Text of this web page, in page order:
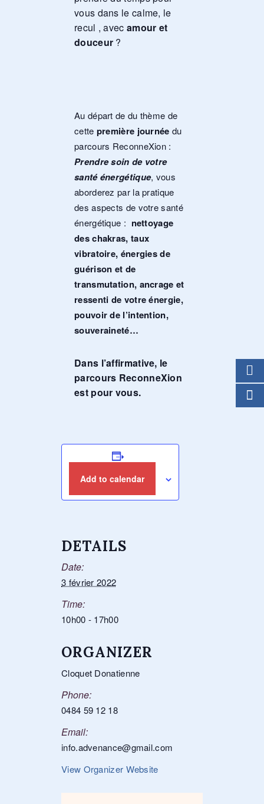
vous dans le calme, le
recul , avec amour et
douceur ?
Au départ de du thème de
cette première journée du
parcours ReconneXion :
Prendre soin de votre
santé énergétique, vous
aborderez par la pratique
des aspects de votre santé
énergétique : nettoyage
des chakras, taux
vibratoire, énergies de
guérison et de
transmutation, ancrage et
ressenti de votre énergie,
pouvoir de l’intention,
souveraineté…
Dans l’affirmative, le
parcours ReconneXion
est pour vous.
Add to calendar
DETAILS
Date:
3 février 2022
Time:
10h00 - 17h00
ORGANIZER
Cloquet Donatienne
Phone:
0484 59 12 18
Email:
info.advenance@gmail.com
View Organizer Website